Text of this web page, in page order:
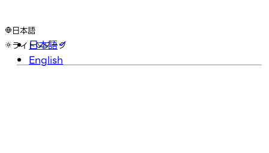
日本語
日本語
English
ライト ダーク